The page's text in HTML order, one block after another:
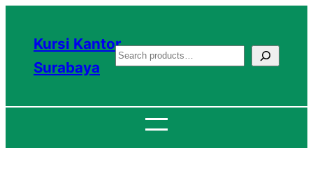
konten
Kursi Kantor
Surabaya
S
a
c